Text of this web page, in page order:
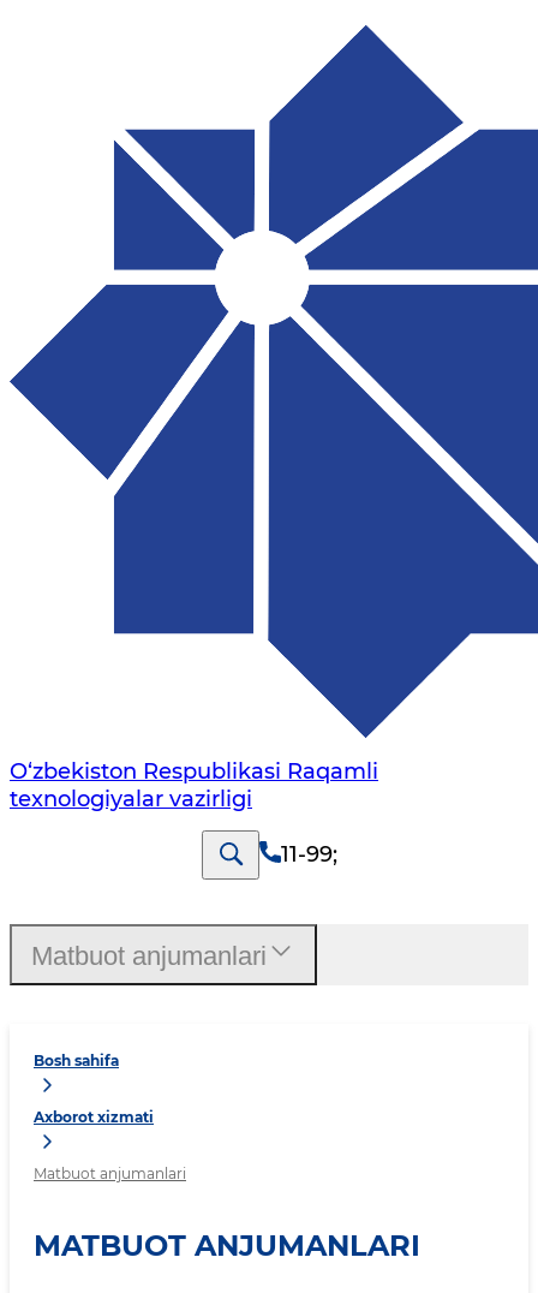
O‘zbekiston Respublikasi Raqamli
texnologiyalar vazirligi
11-99;
Bosh sahifa
Axborot xizmati
Matbuot anjumanlari
MATBUOT ANJUMANLARI
Matbuot anjumanlari